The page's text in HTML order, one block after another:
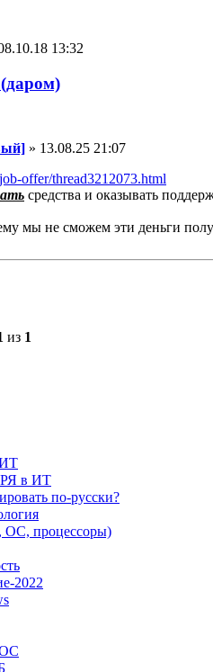
13:32
» 13.08.25 21:07
offer/thread3212073.html
средства и оказывать
мы не сможем эти деньги
из 1
в ИТ
по-русски?
процессоры)
2022